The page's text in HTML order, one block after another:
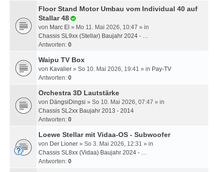
Floor Stand Motor Umbau vom Individual 40 auf
Stallar 48
von Marc El » Mo 11. Mai 2026, 10:47 » in
Chassis SL9xx (Stellar) Baujahr 2024 - …
Antworten: 0
Waipu TV Box
von Kavalier » So 10. Mai 2026, 19:41 » in Pay-TV
Antworten: 0
Orchestra 3D Lautstärke
von DängsiDingsi » So 10. Mai 2026, 07:47 » in
Chassis SL2xx Baujahr 2013 - 2014
Antworten: 0
Loewe Stellar mit Vidaa-OS - Subwoofer
von Der Lioner » So 3. Mai 2026, 12:31 » in
Chassis SL8xx (Vidaa) Baujahr 2024 - …
Antworten: 0